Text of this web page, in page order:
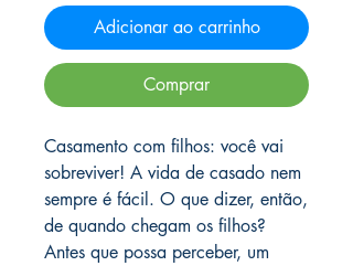
Adicionar ao carrinho
Comprar
Casamento com filhos: você vai
sobreviver! A vida de casado nem
sempre é fácil. O que dizer, então,
de quando chegam os filhos?
Antes que possa perceber, um